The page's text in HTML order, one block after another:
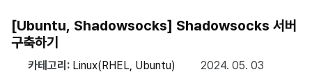
회가 지연되기 때문이다. UseDNS no로 설정하면 SSH 서버가 직
접 클라이언트의 IP를 사용하여 처리하므로 성능이 향상된다. sudo
vim /etc/ssh/sshd_config sshd_config UseDNS no sudo s
ervice sshd restart UseDNS의 기본 동작 SSH 서버는 기본적
[Ubuntu, Shadowsocks] Shadowsocks 서버
구축하기
카테고리: Linux(RHEL, Ubuntu) 2024. 05. 03